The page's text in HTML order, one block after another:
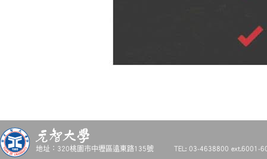
地址：320桃園市中壢區遠東路135號 TEL: 03-4638800 ext.6001-